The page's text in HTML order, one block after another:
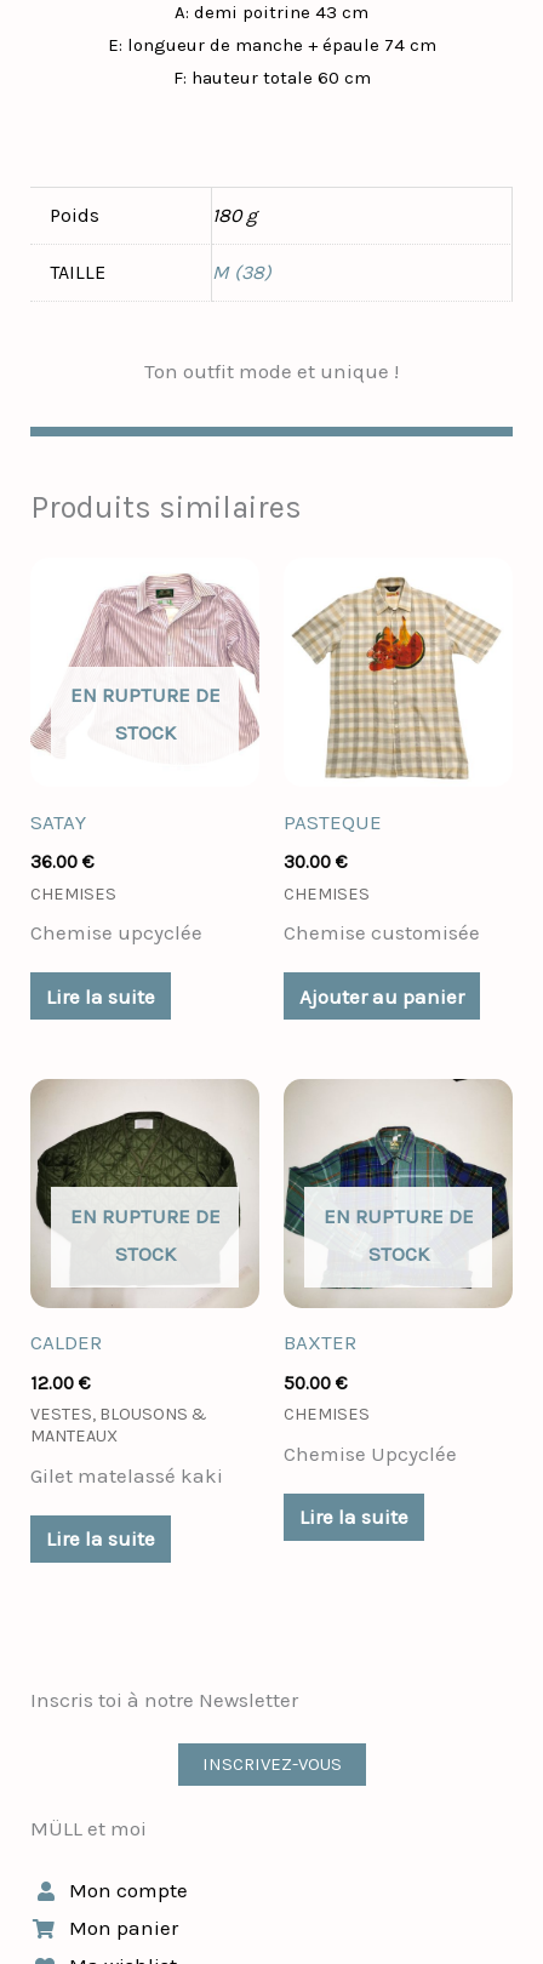
A: demi poitrine 43 cm
E: longueur de manche + épaule 74 cm
F: hauteur totale 60 cm
Poids 180 g
TAILLE M (38)
Ton outfit mode et unique !
Produits similaires
EN RUPTURE DE
STOCK
SATAY
36.00 €
CHEMISES
Chemise upcyclée
Lire la suite
PASTEQUE
30.00 €
CHEMISES
Chemise customisée
Ajouter au panier
EN RUPTURE DE
STOCK
CALDER
12.00 €
VESTES, BLOUSONS &
MANTEAUX
Gilet matelassé kaki
Lire la suite
EN RUPTURE DE
STOCK
BAXTER
50.00 €
CHEMISES
Chemise Upcyclée
Lire la suite
Inscris toi à notre Newsletter
INSCRIVEZ-VOUS
MÜLL et moi
Mon compte
Mon panier